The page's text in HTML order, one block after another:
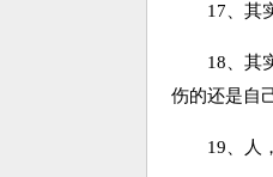
17、其实
18、其实
伤的还是自
19、人，